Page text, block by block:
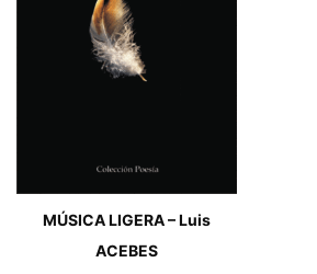
MÚSICA LIGERA – Luis
ACEBES